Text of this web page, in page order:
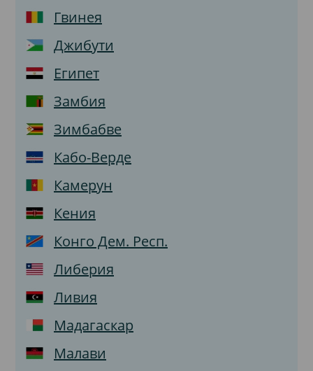
Гвинея
Джибути
Египет
Замбия
Зимбабве
Кабо-Верде
Камерун
Кения
Конго Дем. Респ.
Либерия
Ливия
Мадагаскар
Малави